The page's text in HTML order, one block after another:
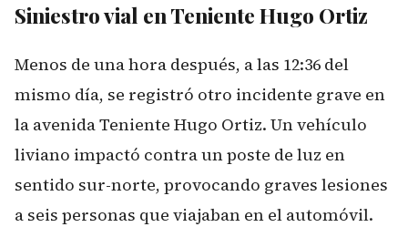
Siniestro vial en Teniente Hugo Ortiz
Menos de una hora después, a las 12:36 del
mismo día, se registró otro incidente grave en
la avenida Teniente Hugo Ortiz. Un vehículo
liviano impactó contra un poste de luz en
sentido sur-norte, provocando graves lesiones
a seis personas que viajaban en el automóvil.